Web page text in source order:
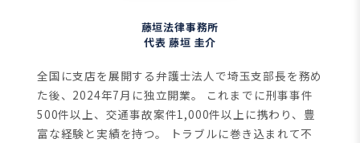
藤垣法律事務所
代表 藤垣 圭介
全国に支店を展開する弁護士法人で埼玉支部長を務め
た後、2024年7月に独立開業。
これまでに刑事事件
500件以上、交通事故案件1,000件以上に携わり、豊
富な経験と実績を持つ。
トラブルに巻き込まれて不